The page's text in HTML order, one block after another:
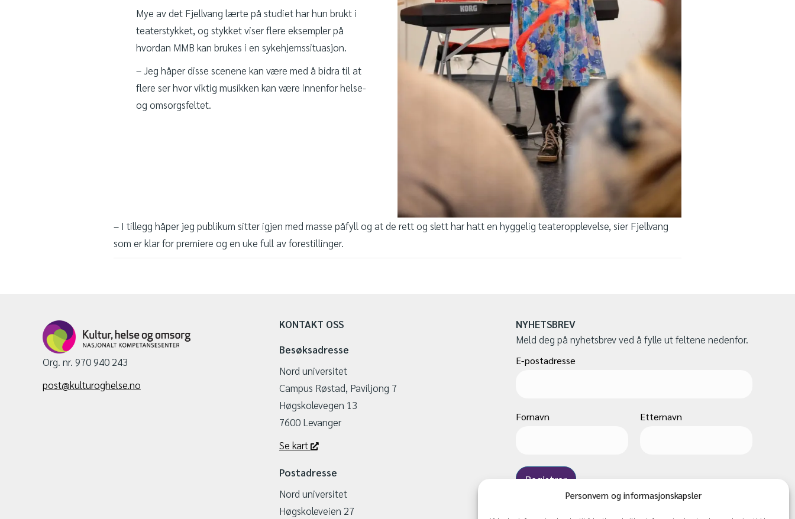
Personvern og informasjonskapsler
Mye av det Fjellvang lærte på studiet har hun brukt i
teaterstykket, og stykket viser flere eksempler på
hvordan MMB kan brukes i en sykehjemssituasjon.
– Jeg håper disse scenene kan være med å bidra til at
flere ser hvor viktig musikken kan være innenfor helse-
og omsorgsfeltet.
– I tillegg håper jeg publikum sitter igjen med masse påfyll og at de rett og slett har hatt en hyggelig teateropplevelse, sier Fjellvang
som er klar for premiere og en uke full av forestillinger.
Org. nr. 970 940 243
post@kulturoghelse.no
KONTAKT OSS
Besøksadresse
Nord universitet
Campus Røstad, Paviljong 7
Høgskolevegen 13
7600 Levanger
Se kart
Postadresse
Nord universitet
Høgskoleveien 27
NYHETSBREV
Meld deg på nyhetsbrev ved å fylle ut feltene nedenfor.
E-postadresse
Fornavn Etternavn